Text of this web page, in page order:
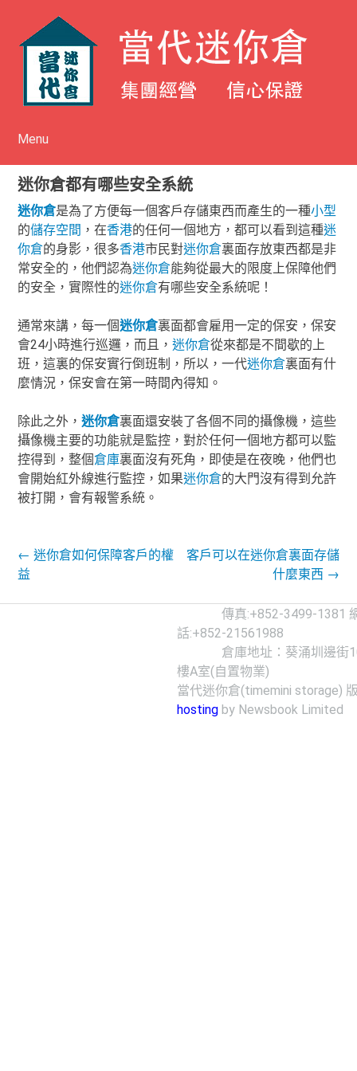
Menu
迷你倉都有哪些安全系統
迷你倉是為了方便每一個客戶存儲東西而產生的一種小型
的儲存空間 ，在香港的任何一個地方，都可以看到這種迷
你倉的身影，很多香港市民對迷你倉裏面存放東西都是非
常安全的，他們認為迷你倉能夠從最大的限度上保障他們
的安全，實際性的迷你倉有哪些安全系統呢！
通常來講，每一個迷你倉裏面都會雇用一定的保安，保安
會24小時進行巡邏，而且，迷你倉從來都是不間歇的上
班，這裏的保安實行倒班制，所以，一代迷你倉裏面有什
麼情況，保安會在第一時間內得知。
除此之外，迷你倉裏面還安裝了各個不同的攝像機，這些
攝像機主要的功能就是監控，對於任何一個地方都可以監
控得到，整個倉庫裏面沒有死角，即使是在夜晚，他們也
會開始紅外線進行監控，如果迷你倉的大門沒有得到允許
被打開，會有報警系統。
Post navigation
← 迷你倉如何保障客戶的權
益
客戶可以在迷你倉裏面存儲
什麼東西 →
傳真:+852-3499-1381
話:+852-21561988
倉庫地址：葵涌圳邊街
樓A室(自置物業)
當代迷你倉(timemini storage)
hosting by Newsbook Limited